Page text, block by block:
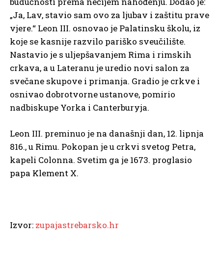
„Ja, Lav, stavio sam ovo za ljubav i zaštitu prave
vjere.“ Leon III. osnovao je Palatinsku školu, iz
koje se kasnije razvilo pariško sveučilište.
Nastavio je s uljepšavanjem Rima i rimskih
crkava, a u Lateranu je uredio novi salon za
svečane skupove i primanja. Gradio je crkve i
osnivao dobrotvorne ustanove, pomirio
nadbiskupe Yorka i Canterburyja.
Leon III. preminuo je na današnji dan, 12. lipnja
816., u Rimu. Pokopan je u crkvi svetog Petra,
kapeli Colonna. Svetim ga je 1673. proglasio
papa Klement X.
Izvor: zupajastrebarsko.hr